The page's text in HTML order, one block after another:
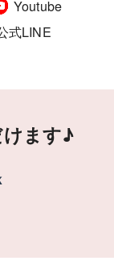
Youtube
式LINE
ます♪